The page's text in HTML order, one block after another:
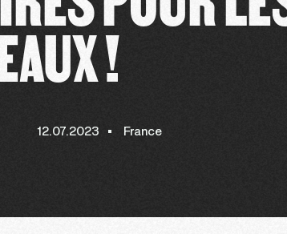
!
12.07.2023 France